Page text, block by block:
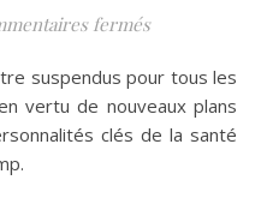
ferméssur Le
vertu de nouveaux plans
clés de la santé